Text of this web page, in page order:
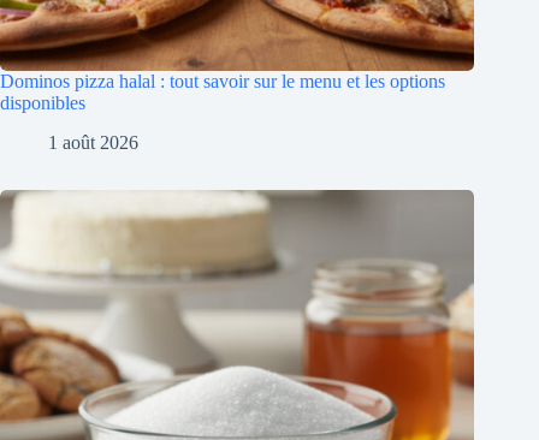
Dominos pizza halal : tout savoir sur le menu et les options
disponibles
1 août 2026